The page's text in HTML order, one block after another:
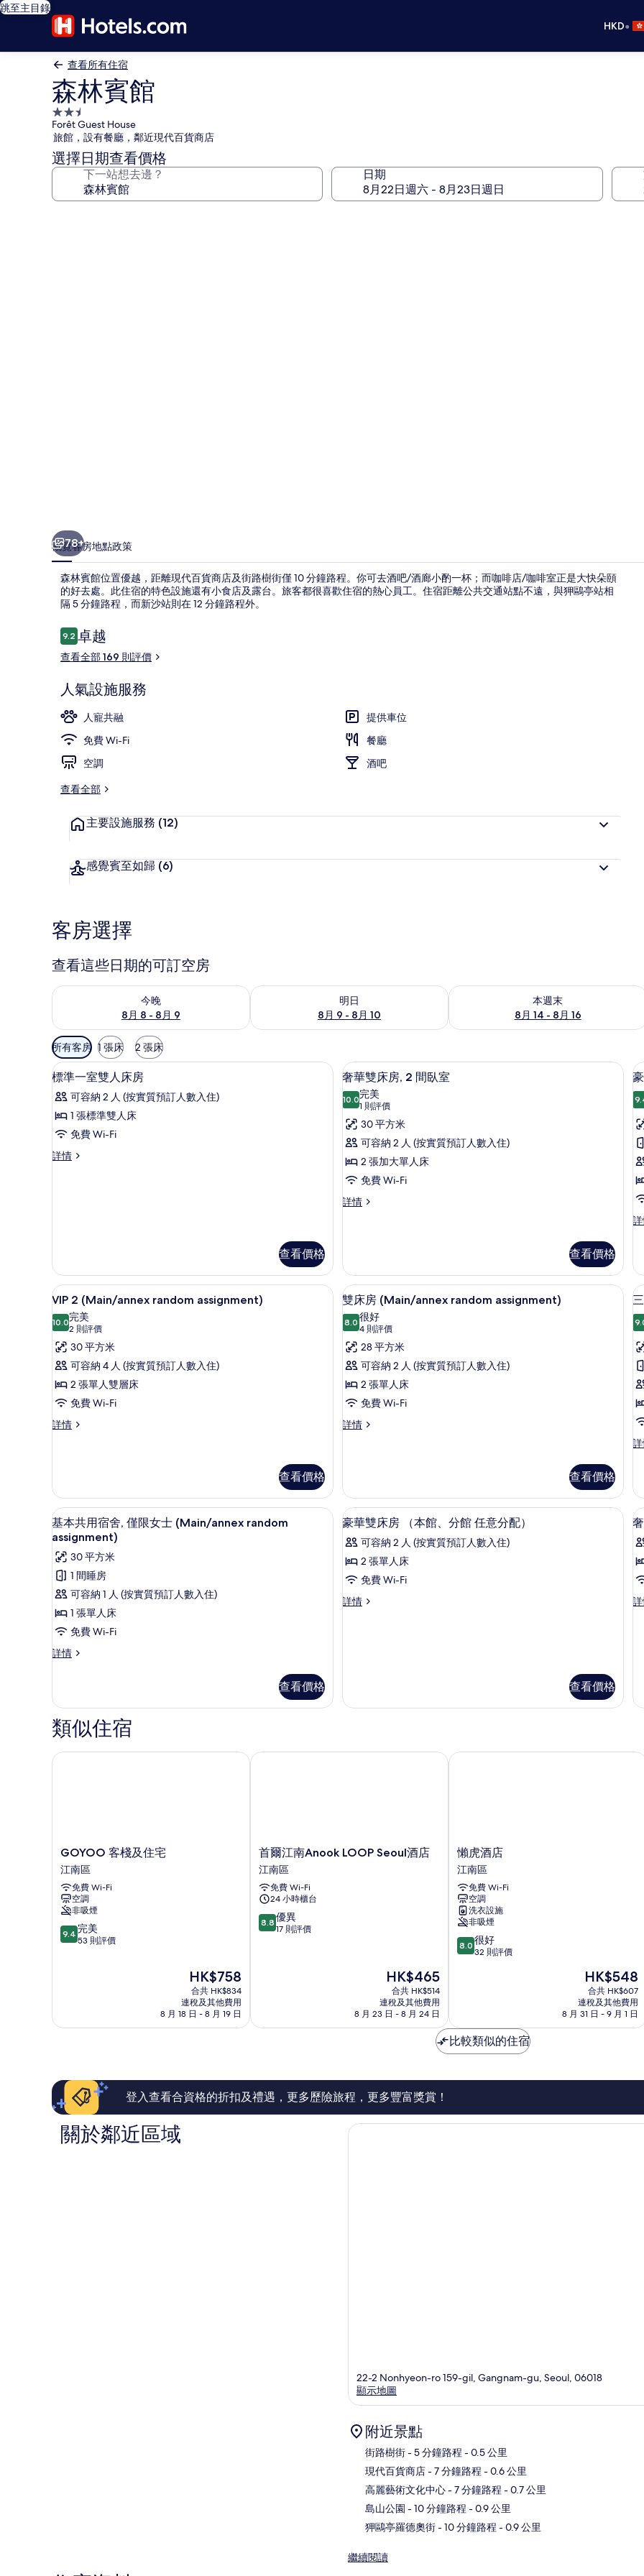
跳至主目錄
HKD•
查看所有住宿
森林賓館
2.5
星
級
住
宿
Forêt Guest House
旅館，設有餐廳，鄰近現代百貨商店
選擇日期查看價格
下一站想去邊？ 日期
78+
概覽客房地點政策
森林賓館位置優越，距離現代百貨商店及街路樹街僅 10 分鐘路程。你可去酒吧/酒廊小酌一杯；而咖啡店/咖啡室正是大快朵頤
的好去處。此住宿的特色設施還有小食店及露台。旅客都很喜歡住宿的熱心員工。住宿距離公共交通站點不遠，與狎鷗亭站相
隔 5 分鐘路程，而新沙站則在 12 分鐘路程外。
評
價
9.29.2 分，滿分 10 分，
卓越
查看全部 169 則評價
人氣設施服務
人寵共融
提供車位
免費 Wi-Fi
餐廳
空調
酒吧
查看全部
主要設施服務 (12)
感覺賓至如歸 (6)
客房選擇
查看這些日期的可訂空房
今晚
8月 8 - 8月 9
查看今晚 8月 8 - 8月 9的可訂空房
明日
8月 9 - 8月 10
查看明日 8月 9 - 8月 10的可訂空房
本週末
8月 14 - 8月 16
查看本週末 8月 14 - 8月 16的可訂空房
可
用
嘅
客
房
篩
選
條
所有客房 1 張床 2 張床
載
入
所
有
準
房
的
相
片
房內夾萬、手提電腦工作空間、隔音、熨斗/熨衫板
3
標準一室雙人床房
可容納 2 人 (按實質預訂人數入住)
1 張標準雙人床
免費 Wi-Fi
詳情
標
情
查看價格
載
入
所
有
奢
華
雙
床
臥
室
的
相
片
奢華雙床房, 2 間臥室 | 房內夾萬、手
9
奢華雙床房, 2 間臥室
10.010.0 分，滿分 10 分
完美
1 則評價
(1
則
評
價)
30 平方米
可容納 2 人 (按實質預訂人數入住)
2 張加大單人床
免費 Wi-Fi
詳情
奢
2
間
臥
室
詳
情
查看價格
豪
房
詳
載
入
所
有
VIP
2
(Main/annex
random
assignment)
片
房內夾萬、手提電腦工作空間、隔音、熨斗/熨衫板
4
VIP 2 (Main/annex random assignment)
10.010.0 分，滿分 10 分
完美
2 則評價
(2
則
評
價)
30 平方米
可容納 4 人 (按實質預訂人數入住)
2 張單人雙層床
免費 Wi-Fi
詳情
VIP
詳
情
查看價格
載
入
所
有
雙
床
房
(Main/annex
相
片
雙床房 (Main/annex random
14
雙床房 (Main/annex random assignment)
8.08.0 分，滿分 10 分
很好
4 則評價
(4
則
評
價)
28 平方米
可容納 2 人 (按實質預訂人數入住)
2 張單人床
免費 Wi-Fi
詳情
雙
assignment)
詳
情
查看價格
三
詳
載
入
所
有
基
本
共
用
僅
限
女
士
相
片
基本共用宿舍, 僅限女士 (Main/annex random assignment) | 浴室 | 淋浴設備、免費梳洗用品、風筒、拖鞋
6
基本共用宿舍, 僅限女士 (Main/annex random
assignment)
30 平方米
1 間睡房
可容納 1 人 (按實質預訂人數入住)
1 張單人床
免費 Wi-Fi
詳情
基
宿
舍,
僅
限
女
查看價格
載
入
所
有
華
館、
相
房內夾萬、手提電腦工作空間、隔音
6
豪華雙床房 （本館、分館 任意分配）
可容納 2 人 (按實質預訂人數入住)
2 張單人床
免費 Wi-Fi
詳情
豪
館
配）
查看價格
奢
館
配
類似住宿
GOYOO
客
棧
及
住
宅
江
南
GOYOO 客棧及住宅
江南區
免費 Wi-Fi
空調
非吸煙
9.4
分
美，
價
篇
評
9.4 完美
53 則評價
現
售
HK$758
HK$758
合共 HK$834
連稅及其他費用
8 月 18 日 - 8 月 19 日
GOYOO 客棧及住宅
首
爾
江
南
Anook
LOOP
Seoul
首爾江南Anook LOOP Seoul酒店
江南區
免費 Wi-Fi
24 小時櫃台
8.8
分
17
篇
評
8.8 優異
17 則評價
現
售
HK$465
HK$465
合共 HK$514
連稅及其他費用
8 月 23 日 - 8 月 24 日
首爾江南Anook LOOP Seoul酒店
懶
虎
酒
店
江
南
區
懶虎酒店
江南區
免費 Wi-Fi
空調
洗衣設施
非吸煙
8.0
分
很
好，
32
評
評
8.0 很好
32 則評價
現
售
HK$548
HK$548
合共 HK$607
連稅及其他費用
8 月 31 日 - 9 月 1 日
懶虎酒店
比較類似的住宿
登入查看合資格的折扣及禮遇，更多歷險旅程，更多豐富獎賞！
關於鄰近區域
22-2 Nonhyeon-ro 159-gil, Gangnam-gu, Seoul, 06018
顯示地圖
附近景點
街路樹街- 5 分鐘路程 - 0.5 公里
現代百貨商店- 7 分鐘路程 - 0.6 公里
高麗藝術文化中心- 7 分鐘路程 - 0.7 公里
島山公園 - 10 分鐘路程 - 0.9 公里
狎鷗亭羅德奧街- 10 分鐘路程 - 0.9 公里
繼續閱讀